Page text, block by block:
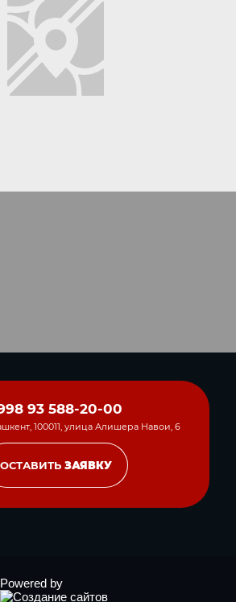
93 588-20-00
100011, улица Алишера Навои, 6
ОСТАВИТЬ ЗАЯВКУ
Powered by